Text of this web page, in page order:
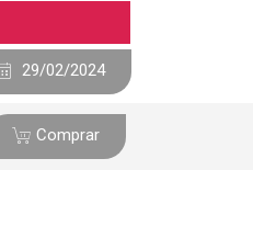
29/02/2024
Comprar